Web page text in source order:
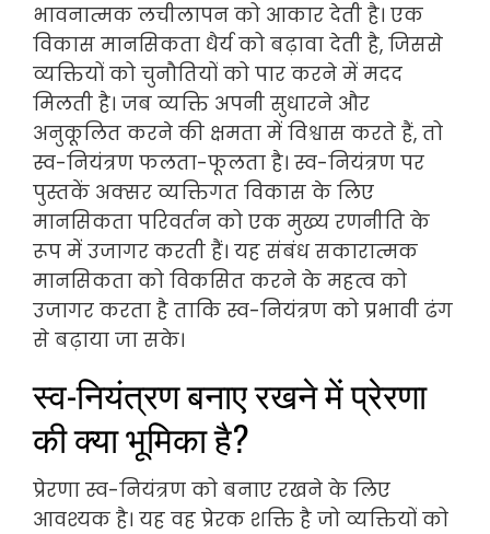
भावनात्मक लचीलापन को आकार देती है। एक
विकास मानसिकता धैर्य को बढ़ावा देती है, जिससे
व्यक्तियों को चुनौतियों को पार करने में मदद
मिलती है। जब व्यक्ति अपनी सुधारने और
अनुकूलित करने की क्षमता में विश्वास करते हैं, तो
स्व-नियंत्रण फलता-फूलता है। स्व-नियंत्रण पर
पुस्तकें अक्सर व्यक्तिगत विकास के लिए
मानसिकता परिवर्तन को एक मुख्य रणनीति के
रूप में उजागर करती हैं। यह संबंध सकारात्मक
मानसिकता को विकसित करने के महत्व को
उजागर करता है ताकि स्व-नियंत्रण को प्रभावी ढंग
से बढ़ाया जा सके।
स्व-नियंत्रण बनाए रखने में प्रेरणा
की क्या भूमिका है?
प्रेरणा स्व-नियंत्रण को बनाए रखने के लिए
आवश्यक है। यह वह प्रेरक शक्ति है जो व्यक्तियों को